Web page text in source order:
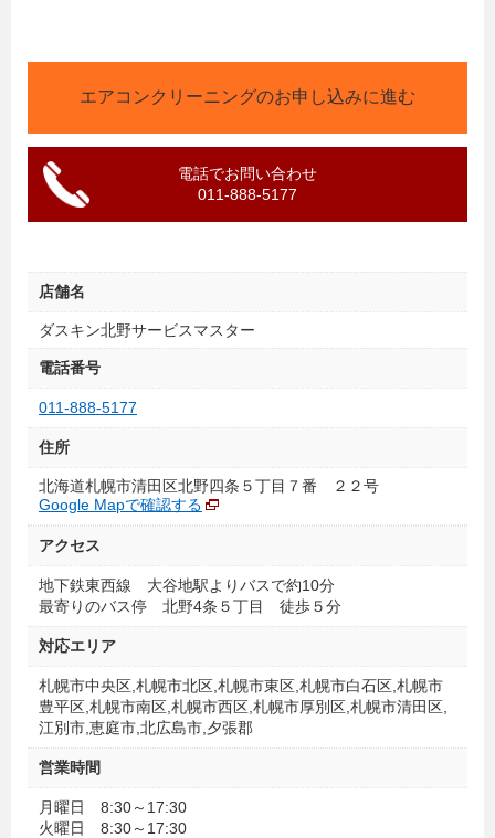
店舗名
ダスキン北野サービスマスター
電話番号
011-888-5177
住所
北海道札幌市清田区北野四条５丁目７番 ２２号
Google Mapで確認する
エアコンクリーニングのお申し込みに進む
電話でお問い合わせ
011-888-5177
アクセス
地下鉄東西線 大谷地駅よりバスで約10分
最寄りのバス停 北野4条５丁目 徒歩５分
対応エリア
札幌市中央区,札幌市北区,札幌市東区,札幌市白石区,札幌市
豊平区,札幌市南区,札幌市西区,札幌市厚別区,札幌市清田区,
江別市,恵庭市,北広島市,夕張郡
営業時間
月曜日 8:30～17:30
火曜日 8:30～17:30